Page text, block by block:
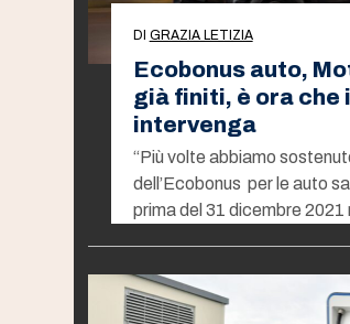
DI GRAZIA LETIZIA
Ecobonus auto,
già finiti, è ora che
intervenga
“Più volte abbiamo
dell’Ecobonus per le auto
prima del 31 dicembre